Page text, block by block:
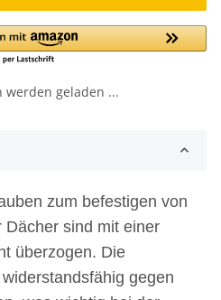
werden geladen ...
zum befestigen von
Dächer sind mit einer
überzogen. Die
gegen